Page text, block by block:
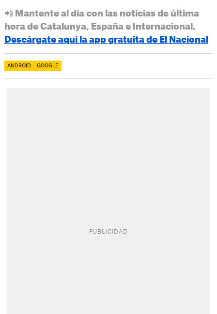
📲 Mantente al día con las noticias de última
hora de Catalunya, España e Internacional.
Descárgate aquí la app gratuita de El Nacional
ANDROID GOOGLE